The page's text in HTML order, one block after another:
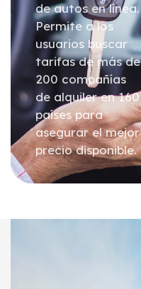
de autos en línea.
Permite a los
usuarios buscar
tarifas de más de
200 compañías
de alquiler en 160
países para
asegurar el mejor
precio disponible.